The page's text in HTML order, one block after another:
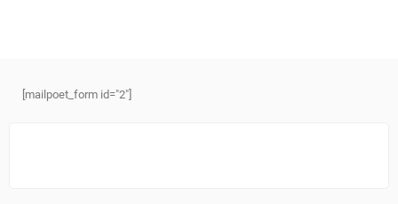
[mailpoet_form id="2"]